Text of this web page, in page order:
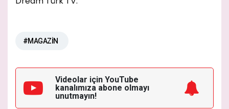
#MAGAZİN
Videolar için YouTube
kanalımıza abone olmayı
unutmayın!